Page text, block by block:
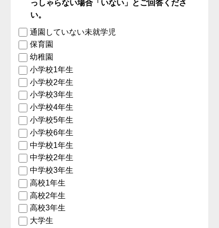
っしゃらない場合「いない」とご回答くださ
い。
通園していない未就学児
保育園
幼稚園
小学校1年生
小学校2年生
小学校3年生
小学校4年生
小学校5年生
小学校6年生
中学校1年生
中学校2年生
中学校3年生
高校1年生
高校2年生
高校3年生
大学生